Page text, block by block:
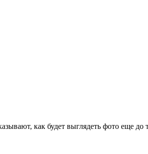
как будет выглядеть фото еще до